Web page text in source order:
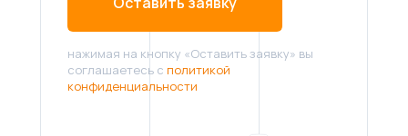
нажимая на кнопку «Оставить заявку» вы
соглашаетесь с политикой
конфиденциальности